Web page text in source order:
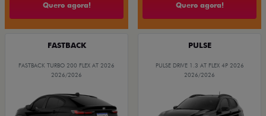
Quero agora! Quero agora!
FASTBACK
FASTBACK TURBO 200 FLEX AT 2026
2026/2026
PULSE
PULSE DRIVE 1.3 AT FLEX 4P 2026
2026/2026